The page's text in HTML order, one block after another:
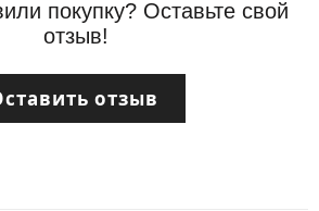
покупку? Оставьте свой
отзыв!
отзыв